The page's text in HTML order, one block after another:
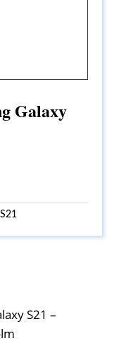
Galaxy
S21 –